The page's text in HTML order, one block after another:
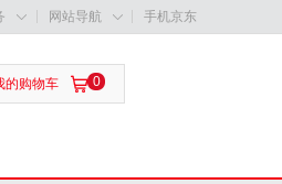
 网站导航  手机京东
 0
的购物车